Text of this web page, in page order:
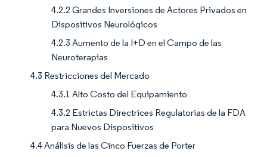
4.2.2 Grandes Inversiones de Actores Privados en
Dispositivos Neurológicos
4.2.3 Aumento de la I+D en el Campo de las
Neuroterapias
4.3 Restricciones del Mercado
4.3.1 Alto Costo del Equipamiento
4.3.2 Estrictas Directrices Regulatorias de la FDA
para Nuevos Dispositivos
4.4 Análisis de las Cinco Fuerzas de Porter